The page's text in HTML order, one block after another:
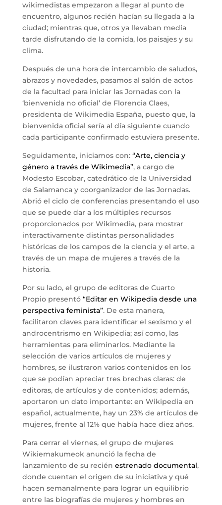
wikimedistas empezaron a llegar al punto de
encuentro, algunos recién hacían su llegada a la
ciudad; mientras que, otros ya llevaban media
tarde disfrutando de la comida, los paisajes y su
clima.
Después de una hora de intercambio de saludos,
abrazos y novedades, pasamos al salón de actos
de la facultad para iniciar las Jornadas con la
‘bienvenida no oficial’ de Florencia Claes,
presidenta de Wikimedia España, puesto que, la
bienvenida oficial sería al día siguiente cuando
cada participante confirmado estuviera presente.
Seguidamente, iniciamos con: “Arte, ciencia y
género a través de Wikimedia”, a cargo de
Modesto Escobar, catedrático de la Universidad
de Salamanca y coorganizador de las Jornadas.
Abrió el ciclo de conferencias presentando el uso
que se puede dar a los múltiples recursos
proporcionados por Wikimedia, para mostrar
interactivamente distintas personalidades
históricas de los campos de la ciencia y el arte, a
través de un mapa de mujeres a través de la
historia.
Por su lado, el grupo de editoras de Cuarto
Propio presentó “Editar en Wikipedia desde una
perspectiva feminista”. De esta manera,
facilitaron claves para identificar el sexismo y el
androcentrismo en Wikipedia; así como, las
herramientas para eliminarlos. Mediante la
selección de varios artículos de mujeres y
hombres, se ilustraron varios contenidos en los
que se podían apreciar tres brechas claras: de
editoras, de artículos y de contenidos; además,
aportaron un dato importante: en Wikipedia en
español, actualmente, hay un 23% de artículos de
mujeres, frente al 12% que había hace diez años.
Para cerrar el viernes, el grupo de mujeres
Wikiemakumeok anunció la fecha de
lanzamiento de su recién estrenado documental,
donde cuentan el origen de su iniciativa y qué
hacen semanalmente para lograr un equilibrio
entre las biografías de mujeres y hombres en